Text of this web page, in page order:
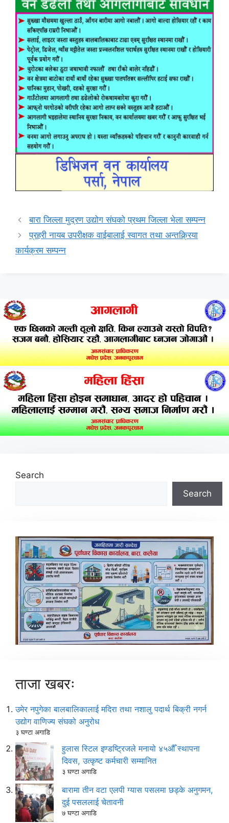
बारा जिल्ला मुद्रण उद्योग संघको प्रथम जिल्ला भेला सम्पन्न
प्रहरी नायब उपरीक्षक वाईबालाई स्वागत तथा अन्तक्र्रिया
कार्यक्रम सम्पन्न
Search
Search
ताजा खबरः
उमेर नपुगेका बालबालिकालाई मदिरा तथा नशालु पदार्थ बिक्री नगर्न
उद्योग वाणिज्य संघको अनुरोध
३ घण्टा अगाडि
हुलास स्टिल इण्डष्ट्रिजले मनायो ४५औँ स्थापना
दिवस, उत्कृष्ट कर्मचारी सम्मानित
३ घण्टा अगाडि
बारामा तीन वटा एलपी ग्यास पसलमा छड्के अनुगमन,
दुई पसललाई चेतावनी
७ घण्टा अगाडि